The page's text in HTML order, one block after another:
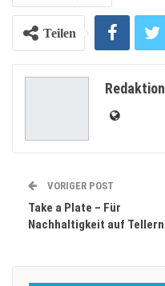
Teilen
Redaktion
VORIGER POST
Take a Plate – Für
Nachhaltigkeit auf Tellern